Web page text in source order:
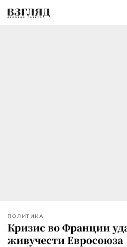
ПОЛИТИКА
Кризис во Франции
живучести Евросоюза